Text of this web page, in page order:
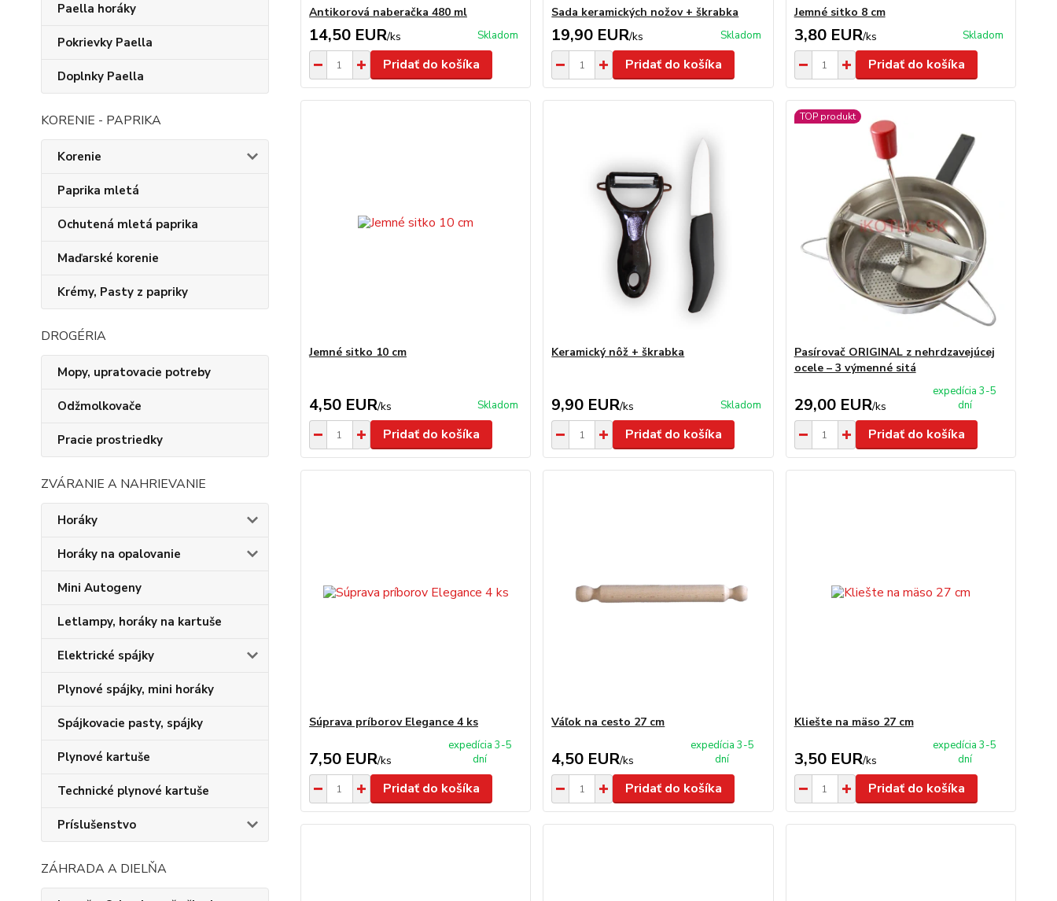
Paella horáky
Pokrievky Paella
Doplnky Paella
KORENIE - PAPRIKA
Korenie
Paprika mletá
Ochutená mletá paprika
Maďarské korenie
Krémy, Pasty z papriky
DROGÉRIA
Mopy, upratovacie potreby
Odžmolkovače
Pracie prostriedky
ZVÁRANIE A NAHRIEVANIE
Horáky
Horáky na opalovanie
Mini Autogeny
Letlampy, horáky na kartuše
Elektrické spájky
Plynové spájky, mini horáky
Spájkovacie pasty, spájky
Plynové kartuše
Technické plynové kartuše
Príslušenstvo
ZÁHRADA A DIELŇA
Antikorová naberačka 480 ml
14,50 EUR/ks Skladom
Pridať do košíka
Sada keramických nožov + škrabka
19,90 EUR/ks Skladom
Pridať do košíka
Jemné sitko 8 cm
3,80 EUR/ks Skladom
Pridať do košíka
Jemné sitko 10 cm
4,50 EUR/ks Skladom
Pridať do košíka
Keramický nôž + škrabka
9,90 EUR/ks Skladom
Pridať do košíka
TOP produkt
Pasírovač ORIGINAL z nehrdzavejúcej
ocele – 3 výmenné sitá
29,00 EUR/ks
expedícia 3-5
dní
Pridať do košíka
Súprava príborov Elegance 4 ks
7,50 EUR/ks
expedícia 3-5
dní
Pridať do košíka
Váľok na cesto 27 cm
4,50 EUR/ks
expedícia 3-5
dní
Pridať do košíka
Kliešte na mäso 27 cm
3,50 EUR/ks
expedícia 3-5
dní
Pridať do košíka